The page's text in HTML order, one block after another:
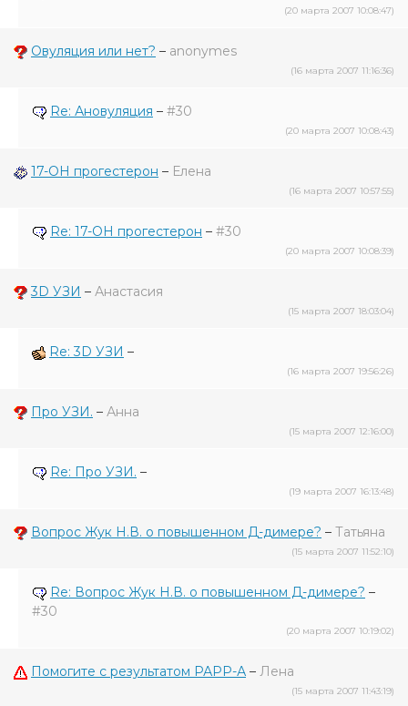
(20 марта 2007 10:08:47)
Овуляция или нет? – anonymes
(16 марта 2007 11:16:36)
Re: Ановуляция – #30
(20 марта 2007 10:08:43)
17-OH прогестерон – Елена
(16 марта 2007 10:57:55)
Re: 17-OH прогестерон – #30
(20 марта 2007 10:08:39)
3D УЗИ – Анастасия
(15 марта 2007 18:03:04)
Re: 3D УЗИ –
(16 марта 2007 19:56:26)
Про УЗИ. – Анна
(15 марта 2007 12:16:00)
Re: Про УЗИ. –
(19 марта 2007 16:13:48)
Вопрос Жук Н.В. о повышенном Д-димере? – Татьяна
(15 марта 2007 11:52:10)
Re: Вопрос Жук Н.В. о повышенном Д-димере? –
#30
(20 марта 2007 10:19:02)
Помогите с результатом РАРР-А – Лена
(15 марта 2007 11:43:19)